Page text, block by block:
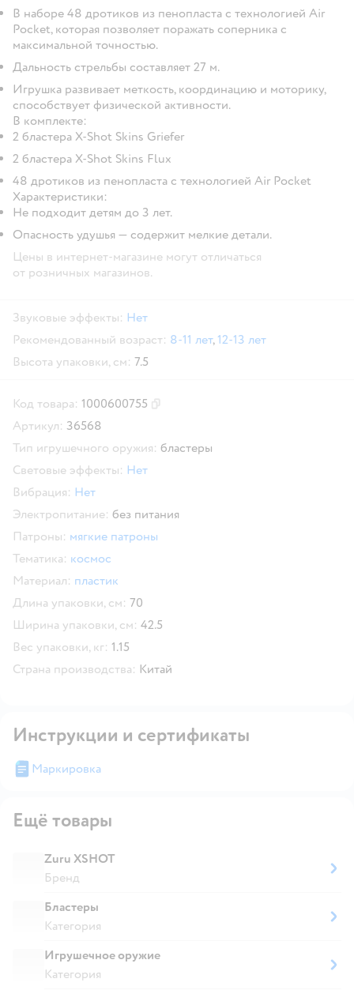
В наборе 48 дротиков из пенопласта с технологией Air
Pocket, которая позволяет поражать соперника с
максимальной точностью.
Дальность стрельбы составляет 27 м.
Игрушка развивает меткость, координацию и моторику,
способствует физической активности.
В комплекте:
2 бластера X-Shot Skins Griefer
2 бластера X-Shot Skins Flux
48 дротиков из пенопласта с технологией Air Pocket
Характеристики:
Не подходит детям до 3 лет.
Опасность удушья — содержит мелкие детали.
Цены в интернет-магазине могут отличаться
от розничных магазинов.
Звуковые эффекты: Нет
Рекомендованный возраст: 8-11 лет,12-13 лет
Высота упаковки, см: 7.5
Код товара: 1000600755
Артикул: 36568
Тип игрушечного оружия: бластеры
Световые эффекты: Нет
Вибрация: Нет
Электропитание: без питания
Патроны: мягкие патроны
Тематика: космос
Материал: пластик
Длина упаковки, см: 70
Ширина упаковки, см: 42.5
Вес упаковки, кг: 1.15
Страна производства: Китай
Инструкции и сертификаты
Маркировка
Ещё товары
Zuru XSHOT
Бренд
Бластеры
Категория
Игрушечное оружие
Категория